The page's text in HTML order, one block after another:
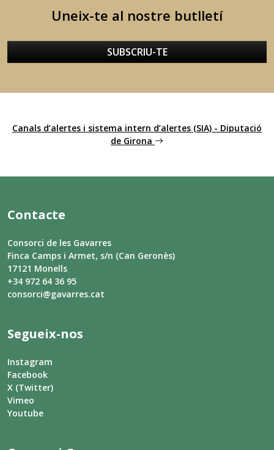
Uneix-te al nostre butlletí
SUBSCRIU-TE
Canals d’alertes i sistema intern d’alertes (SIA) - Diputació
de Girona
Contacte
Consorci de les Gavarres
Finca Camps i Armet, s/n (Can Geronès)
17121 Monells
+34 972 64 36 95
consorci@gavarres.cat
Segueix-nos
Instagram
Facebook
X (Twitter)
Vimeo
Youtube